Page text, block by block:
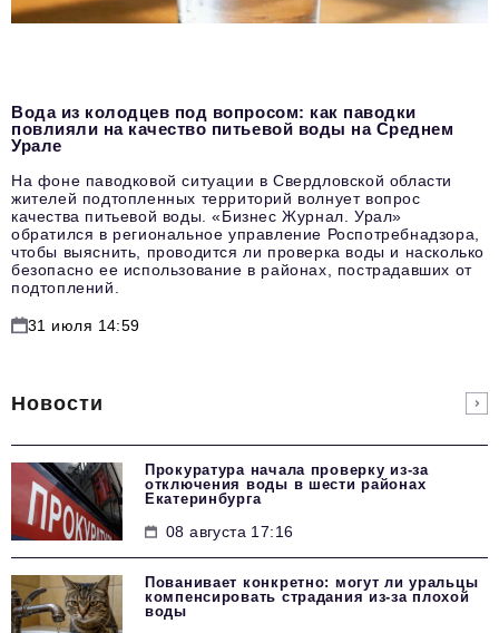
Вода из колодцев под вопросом: как паводки
повлияли на качество питьевой воды на Среднем
Урале
На фоне паводковой ситуации в Свердловской области
жителей подтопленных территорий волнует вопрос
качества питьевой воды. «Бизнес Журнал. Урал»
обратился в региональное управление Роспотребнадзора,
чтобы выяснить, проводится ли проверка воды и насколько
безопасно ее использование в районах, пострадавших от
подтоплений.
31 июля 14:59
Новости
Прокуратура начала проверку из-за
отключения воды в шести районах
Екатеринбурга
08 августа 17:16
Пованивает конкретно: могут ли уральцы
компенсировать страдания из-за плохой
воды